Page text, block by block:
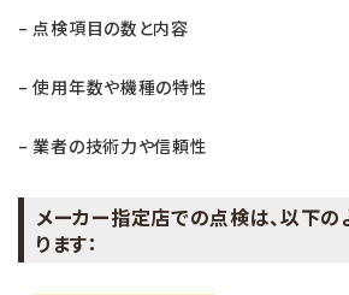
– 点検項目の数と内容
– 使用年数や機種の特性
– 業者の技術力や信頼性
メーカー指定店での点検は、以下の
ります：